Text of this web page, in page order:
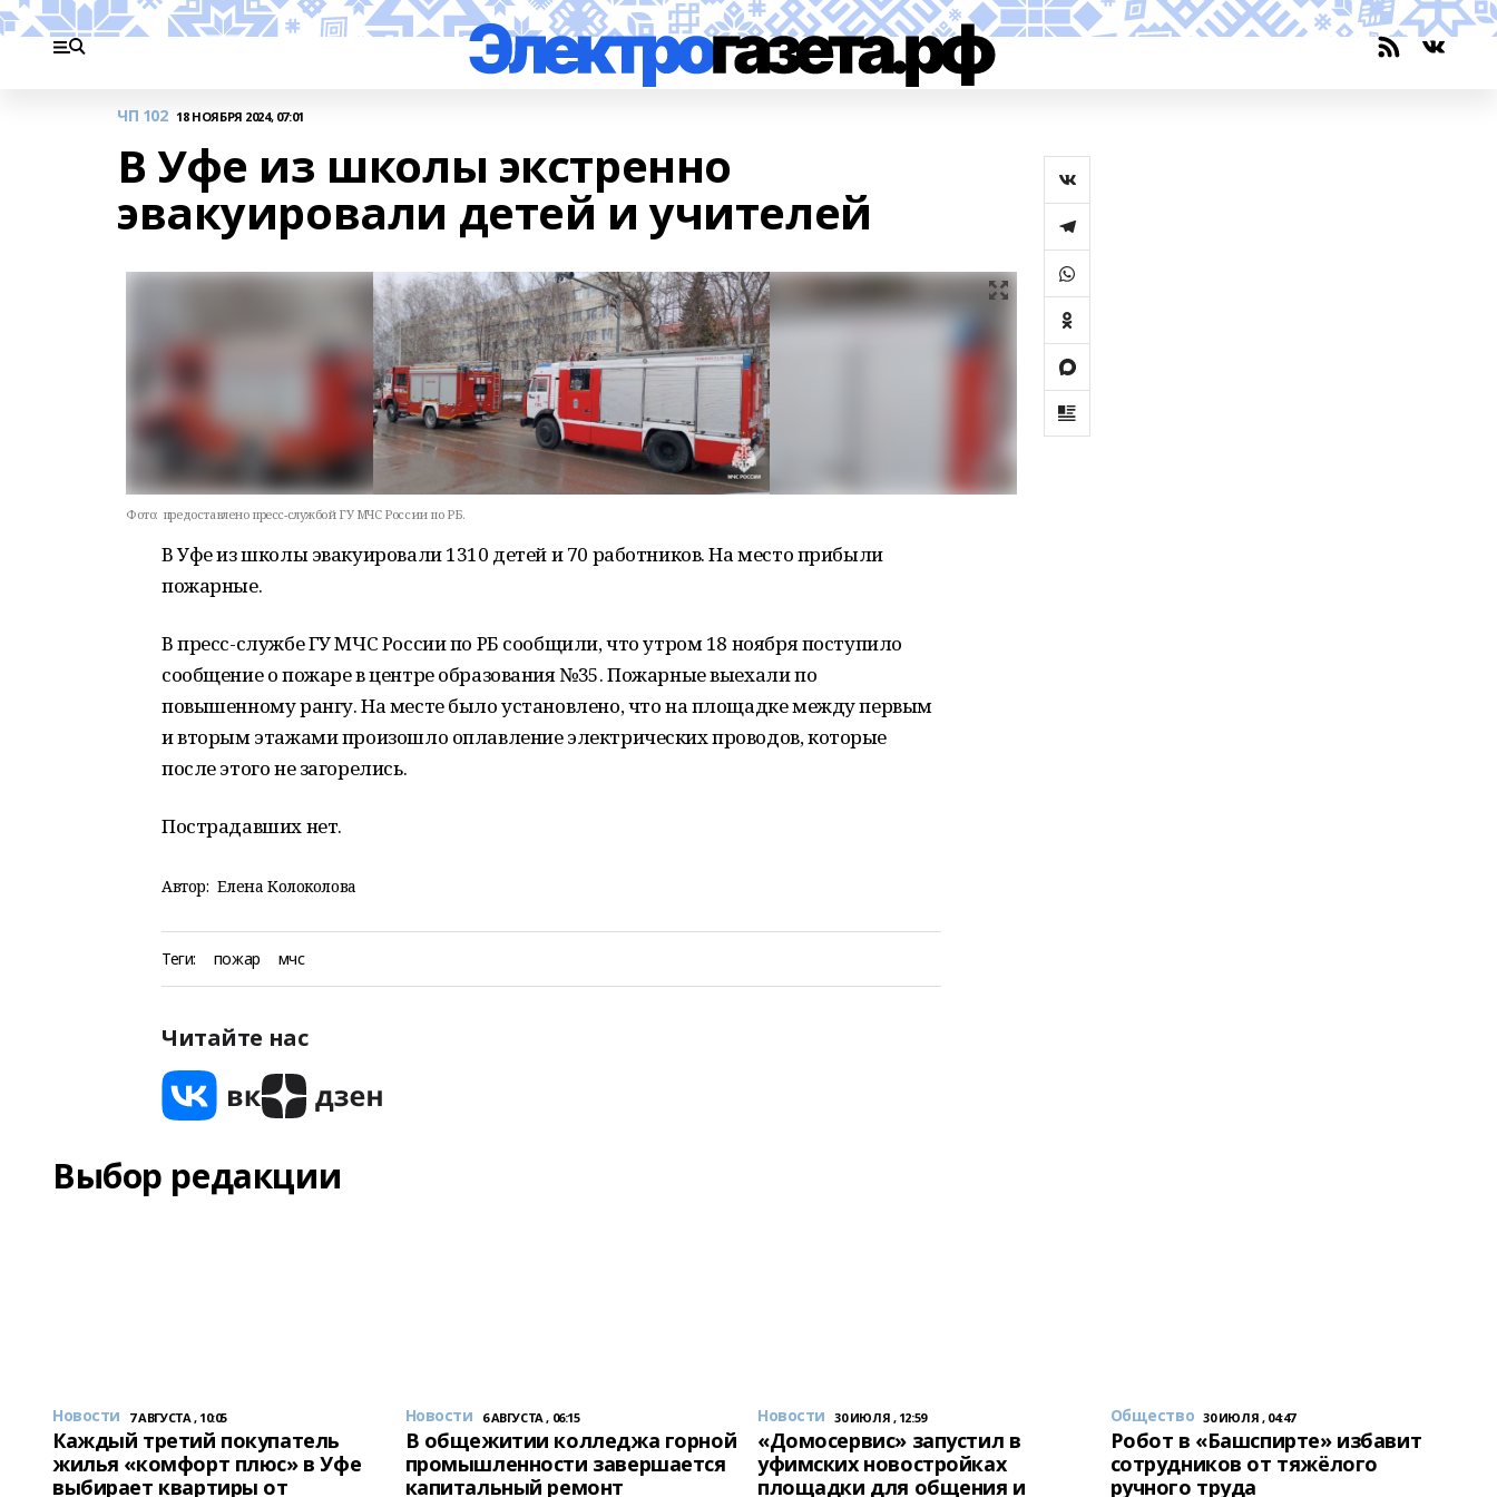
ЧП 102 18 НОЯБРЯ 2024, 07:01
В Уфе из школы экстренно
эвакуировали детей и учителей
Фото: предоставлено пресс-службой ГУ МЧС России по РБ.
В Уфе из школы эвакуировали 1310 детей и 70 работников. На место прибыли
пожарные.
В пресс-службе ГУ МЧС России по РБ сообщили, что утром 18 ноября поступило
сообщение о пожаре в центре образования №35. Пожарные выехали по
повышенному рангу. На месте было установлено, что на площадке между первым
и вторым этажами произошло оплавление электрических проводов, которые
после этого не загорелись.
Пострадавших нет.
Автор: Елена Колоколова
Теги: пожар мчс
Читайте нас
Выбор редакции
Новости 7 АВГУСТА , 10:05
Каждый третий покупатель
жилья «комфорт плюс» в Уфе
выбирает квартиры от
Новости 6 АВГУСТА , 06:15
В общежитии колледжа горной
промышленности завершается
капитальный ремонт
Новости 30 ИЮЛЯ , 12:59
«Домосервис» запустил в
уфимских новостройках
площадки для общения и
Общество 30 ИЮЛЯ , 04:47
Робот в «Башспирте» избавит
сотрудников от тяжёлого
ручного труда